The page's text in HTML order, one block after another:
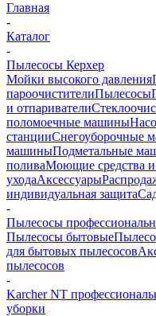
Главная
-
Каталог
-
Пылесосы Керхер
Мойки высокого давления
пароочистителиПылесосы
и отпариватели
поломоечные машины
станцииСнегоуборочные
машиныПодметальные
поливаМоющие средства и
уходаАксессуары
индивидуальная защита
-
Пылесосы
Пылесосы бытовые
для бытовых пылесосов
пылесосов
-
Karcher NT
уборки